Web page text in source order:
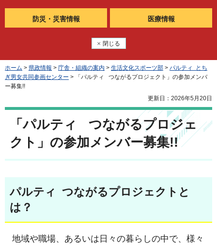
防災・ 災害情報 医療情報
閉じる
ホーム > 県政情報 > 庁舎・組織の案内 > 生活文化スポーツ部 > パルティ とち
ぎ男女共同参画センター > 「パルティ つながるプロジェクト」の参加メンバ
ー募集!!
更新日：2026年5月20日
「パルティ つながるプロジェ
クト」の参加メンバー募集!!
パルティ つながるプロジェクトと
は？
地域や職場、あるいは日々の暮らしの中で、様々